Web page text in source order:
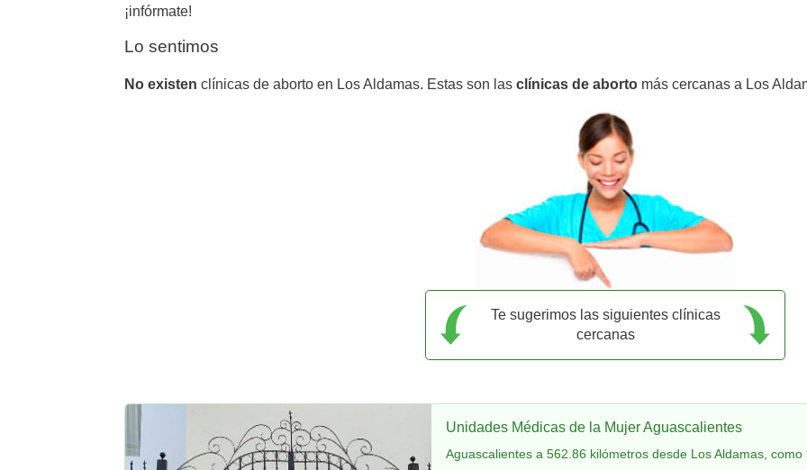
¡infórmate!
Lo sentimos
No existen clínicas de aborto en Los Aldamas. Estas son las clínicas de aborto más cercanas a Los
Te sugerimos las siguientes clínicas
cercanas
Unidades Médicas de la Mujer Aguascalientes
Aguascalientes a 562.86 kilómetros desde Los Aldamas, como